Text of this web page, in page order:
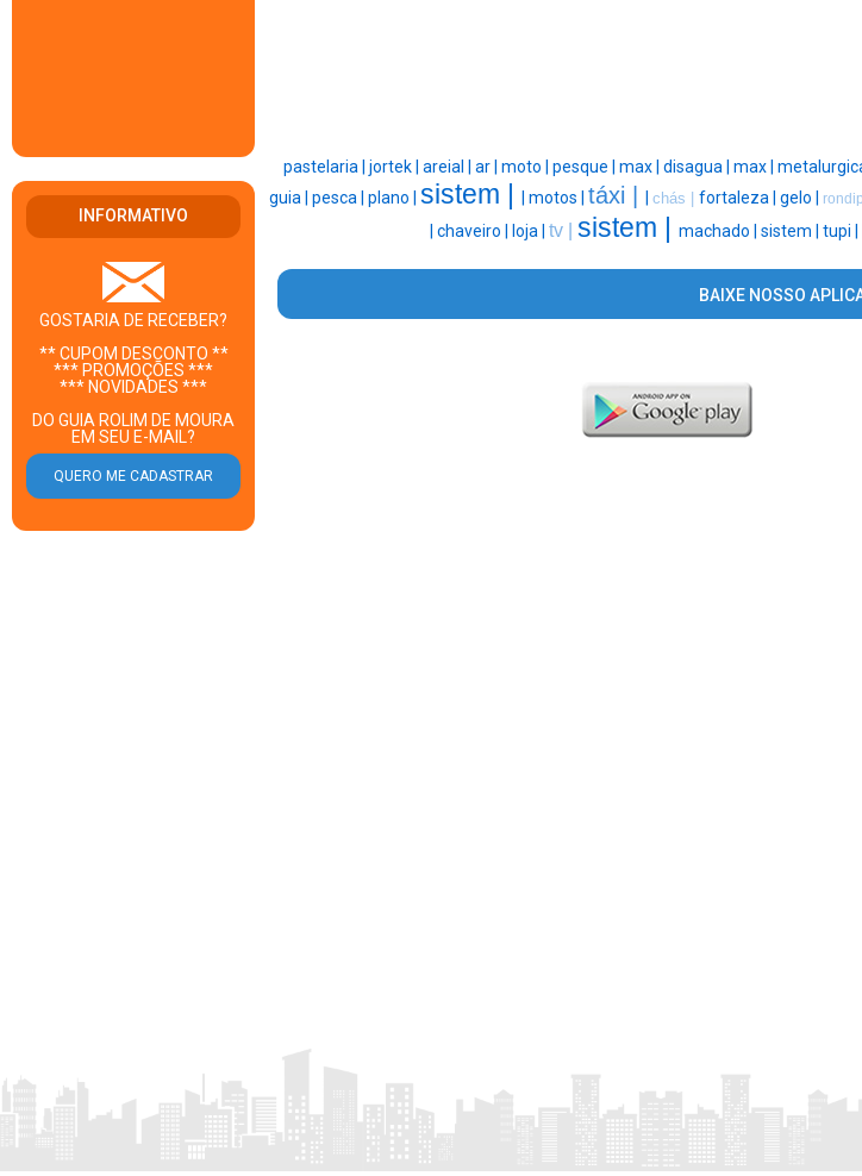
INFORMATIVO
GOSTARIA DE RECEBER?
** CUPOM DESCONTO **
*** PROMOÇÕES ***
*** NOVIDADES ***
DO GUIA ROLIM DE MOURA
EM SEU E-MAIL?
pastelaria | jortek | areial | ar | moto | pesque | max | disagua | max |
guia | pesca | plano | sistem | motos | táxi | chás | fortaleza | gelo |
chaveiro | loja | tv | sistem | machado | sistem | tupi |
BAIXE NOSSO